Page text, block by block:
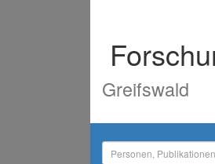
Greifswald